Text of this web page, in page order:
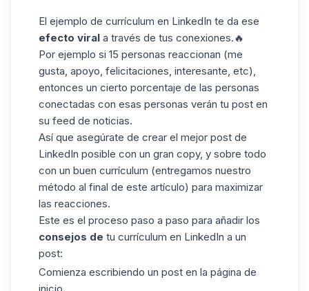
El ejemplo de currículum en LinkedIn te da ese
efecto viral a través de tus conexiones.🔥
Por ejemplo si 15 personas reaccionan (me
gusta, apoyo, felicitaciones, interesante, etc),
entonces un cierto porcentaje de las personas
conectadas con esas personas verán tu post en
su feed de noticias.
Así que asegúrate de crear el mejor post de
LinkedIn posible con un gran copy, y sobre todo
con un buen currículum (entregamos nuestro
método al final de este artículo) para maximizar
las reacciones.
Este es el proceso paso a paso para añadir los
consejos de tu currículum en LinkedIn a un
post:
Comienza escribiendo un post en la página de